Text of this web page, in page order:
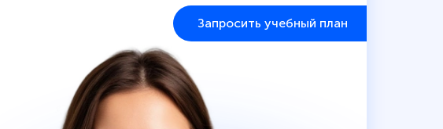
Запросить учебный план